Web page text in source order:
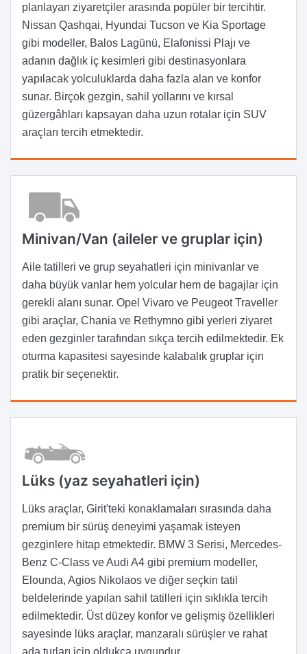
planlayan ziyaretçiler arasında popüler bir tercihtir.
Nissan Qashqai, Hyundai Tucson ve Kia Sportage
gibi modeller, Balos Lagünü, Elafonissi Plajı ve
adanın dağlık iç kesimleri gibi destinasyonlara
yapılacak yolculuklarda daha fazla alan ve konfor
sunar. Birçok gezgin, sahil yollarını ve kırsal
güzergâhları kapsayan daha uzun rotalar için SUV
araçları tercih etmektedir.
Minivan/Van (aileler ve gruplar için)
Aile tatilleri ve grup seyahatleri için minivanlar ve
daha büyük vanlar hem yolcular hem de bagajlar için
gerekli alanı sunar. Opel Vivaro ve Peugeot Traveller
gibi araçlar, Chania ve Rethymno gibi yerleri ziyaret
eden gezginler tarafından sıkça tercih edilmektedir. Ek
oturma kapasitesi sayesinde kalabalık gruplar için
pratik bir seçenektir.
Lüks (yaz seyahatleri için)
Lüks araçlar, Girit'teki konaklamaları sırasında daha
premium bir sürüş deneyimi yaşamak isteyen
gezginlere hitap etmektedir. BMW 3 Serisi, Mercedes-
Benz C-Class ve Audi A4 gibi premium modeller,
Elounda, Agios Nikolaos ve diğer seçkin tatil
beldelerinde yapılan sahil tatilleri için sıklıkla tercih
edilmektedir. Üst düzey konfor ve gelişmiş özellikleri
sayesinde lüks araçlar, manzaralı sürüşler ve rahat
ada turları için oldukça uygundur.